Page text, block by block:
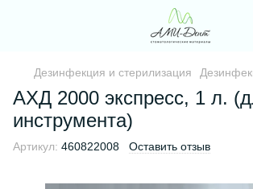
Дезинфекция и стерилизация
АХД 2000 экспресс, 1 л.
инструмента)
Артикул: 460822008 Оставить отзыв